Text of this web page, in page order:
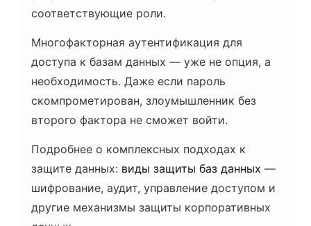
соответствующие роли.
Многофакторная аутентификация для
доступа к базам данных — уже не опция, а
необходимость. Даже если пароль
скомпрометирован, злоумышленник без
второго фактора не сможет войти.
Подробнее о комплексных подходах к
защите данных: виды защиты баз данных —
шифрование, аудит, управление доступом и
другие механизмы защиты корпоративных